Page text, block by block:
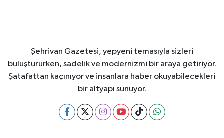
Şehrivan Gazetesi, yepyeni temasıyla sizleri
buluştururken, sadelik ve modernizmi bir araya getiriyor.
Şatafattan kaçınıyor ve insanlara haber okuyabilecekleri
bir altyapı sunuyor.